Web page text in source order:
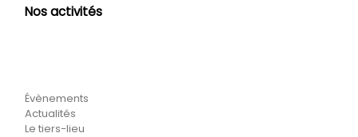
Nos activités
Évènements
Actualités
Le tiers-lieu